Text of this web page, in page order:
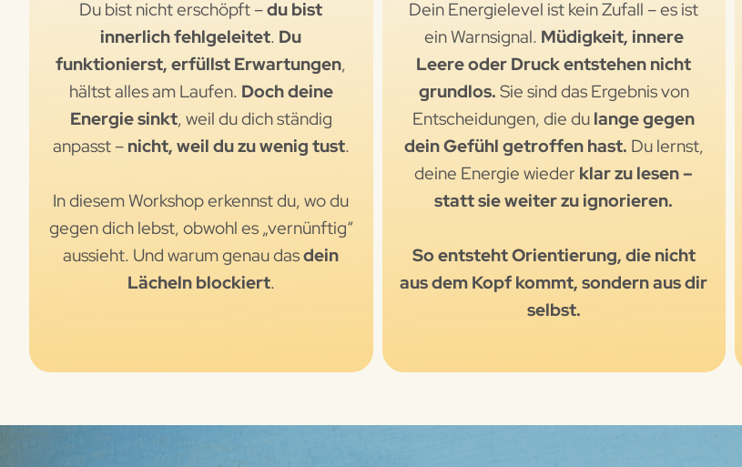
Du bist nicht erschöpft –du bist
innerlich fehlgeleitet. Du
funktionierst, erfüllst Erwartungen,
hältst alles am Laufen. Doch deine
Energie sinkt, weil du dich ständig
anpasst – nicht, weil du zu wenig tust.
In diesem Workshop erkennst du, wo du
gegen dich lebst, obwohl es „vernünftig“
aussieht. Und warum genau dasdein
Lächeln blockiert.
Dein Energielevel ist kein Zufall – es ist
ein Warnsignal. Müdigkeit, innere
Leere oder Druck entstehen nicht
grundlos. Sie sind das Ergebnis von
Entscheidungen, die du lange gegen
dein Gefühl getroffen hast. Du lernst,
deine Energie wieder klar zu lesen –
statt sie weiter zu ignorieren.
So entsteht Orientierung, die nicht
aus dem Kopf kommt, sondern aus dir
selbst.